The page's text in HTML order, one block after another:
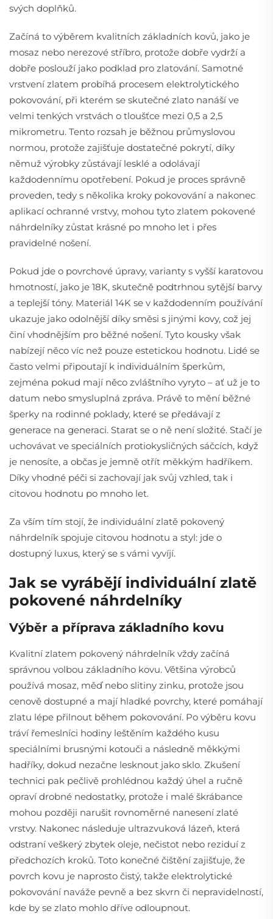
svých doplňků.
Začíná to výběrem kvalitních základních kovů, jako je
mosaz nebo nerezové stříbro, protože dobře vydrží a
dobře poslouží jako podklad pro zlatování. Samotné
vrstvení zlatem probíhá procesem elektrolytického
pokovování, při kterém se skutečné zlato nanáší ve
velmi tenkých vrstvách o tloušťce mezi 0,5 a 2,5
mikrometru. Tento rozsah je běžnou průmyslovou
normou, protože zajišťuje dostatečné pokrytí, díky
němuž výrobky zůstávají lesklé a odolávají
každodennímu opotřebení. Pokud je proces správně
proveden, tedy s několika kroky pokovování a nakonec
aplikací ochranné vrstvy, mohou tyto zlatem pokovené
náhrdelníky zůstat krásné po mnoho let i přes
pravidelné nošení.
Pokud jde o povrchové úpravy, varianty s vyšší karatovou
hmotností, jako je 18K, skutečně podtrhnou sytější barvy
a teplejší tóny. Materiál 14K se v každodenním používání
ukazuje jako odolnější díky směsi s jinými kovy, což jej
činí vhodnějším pro běžné nošení. Tyto kousky však
nabízejí něco víc než pouze estetickou hodnotu. Lidé se
často velmi připoutají k individuálním šperkům,
zejména pokud mají něco zvláštního vyryto – ať už je to
datum nebo smysluplná zpráva. Právě to mění běžné
šperky na rodinné poklady, které se předávají z
generace na generaci. Starat se o ně není složité. Stačí je
uchovávat ve speciálních protiokysličných sáčcích, když
je nenosíte, a občas je jemně otřít měkkým hadříkem.
Díky vhodné péči si zachovají jak svůj vzhled, tak i
citovou hodnotu po mnoho let.
Za vším tím stojí, že individuální zlatě pokovený
náhrdelník spojuje citovou hodnotu a styl: jde o
dostupný luxus, který se s vámi vyvíjí.
Jak se vyrábějí individuální zlatě
pokovené náhrdelníky
Výběr a příprava základního kovu
Kvalitní zlatem pokovený náhrdelník vždy začíná
správnou volbou základního kovu. Většina výrobců
používá mosaz, měď nebo slitiny zinku, protože jsou
cenově dostupné a mají hladké povrchy, které pomáhají
zlatu lépe přilnout během pokovování. Po výběru kovu
tráví řemeslníci hodiny leštěním každého kusu
speciálními brusnými kotouči a následně měkkými
hadříky, dokud nezačne lesknout jako sklo. Zkušení
technici pak pečlivě prohlédnou každý úhel a ručně
opraví drobné nedostatky, protože i malé škrábance
mohou později narušit rovnoměrné nanesení zlaté
vrstvy. Nakonec následuje ultrazvuková lázeň, která
odstraní veškerý zbytek oleje, nečistot nebo reziduí z
předchozích kroků. Toto konečné čištění zajišťuje, že
povrch kovu je naprosto čistý, takže elektrolytické
pokovování naváže pevně a bez skvrn či nepravidelností,
kde by se zlato mohlo dříve odloupnout.